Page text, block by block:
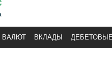
ВАЛЮТ ВКЛАДЫ